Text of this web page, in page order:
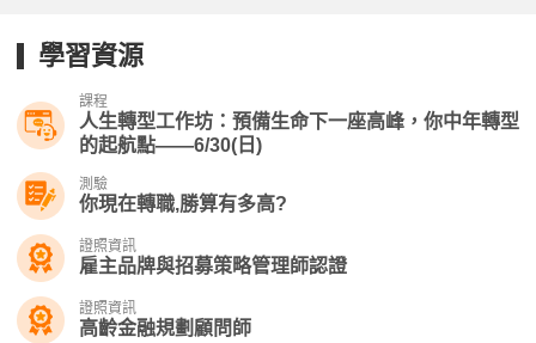
學習資源
課程
人生轉型工作坊：預備生命下一座高峰，你中年轉型
的起航點——6/30(日)
測驗
你現在轉職,勝算有多高?
證照資訊
雇主品牌與招募策略管理師認證
證照資訊
高齡金融規劃顧問師